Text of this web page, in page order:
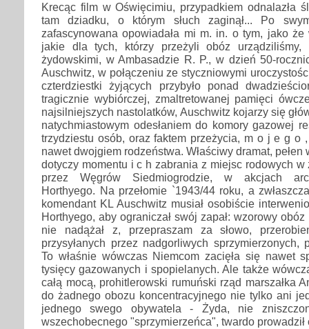
Krecąc film w Oświęcimiu, przypadkiem odnalazła
tam dziadku, o którym słuch zaginął... Po
zafascynowana opowiadała mi m. in. o tym, jako że
jakie dla tych, którzy przeżyli obóz urządziliśmy,
żydowskimi, w Ambasadzie R. P., w dzień 50-
Auschwitz, w połączeniu ze styczniowymi
czterdziestki żyjących przybyło ponad
tragicznie wybiórczej, zmaltretowanej pamięci
najsilniejszych nastolatków, Auschwitz kojarzy się
natychmiastowym odesłaniem do komory gazowej
trzydziestu osób, oraz faktem przeżycia, m o j e g o
nawet dwojgiem rodzeństwa. Właściwy dramat,
dotyczy momentu i c h zabrania z miejsc rodowych w
przez Węgrów Siedmiogrodzie, w akcjach
Horthyego. Na przełomie `1943/44 roku, a
komendant KL Auschwitz musiał osobiście
Horthyego, aby ograniczał swój zapał: wzorowy
nie nadążał z, przepraszam za słowo,
przysyłanych przez nadgorliwych sprzymierzonych,
To właśnie wówczas Niemcom zacięła się nawet
tysięcy gazowanych i spopielanych. Ale także
całą mocą, prohitlerowski rumuński rząd marszałka
do żadnego obozu koncentracyjnego nie tylko ani
jednego swego obywatela - Żyda, nie
wszechobecnego "sprzymierzeńca", twardo prowadził